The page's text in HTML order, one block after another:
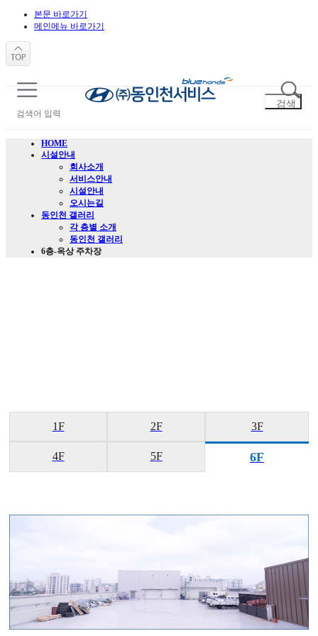
본문 바로가기
메인메뉴 바로가기
HOME
시설안내
회사소개
서비스안내
시설안내
오시는길
동인천 갤러리
각 층별 소개
동인천 갤러리
6층-옥상 주차장
1F 2F 3F
4F 5F 6F